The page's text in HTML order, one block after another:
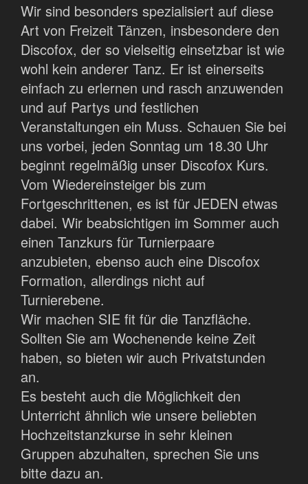
Wir sind besonders spezialisiert auf diese
Art von Freizeit Tänzen, insbesondere den
Discofox, der so vielseitig einsetzbar ist wie
wohl kein anderer Tanz. Er ist einerseits
einfach zu erlernen und rasch anzuwenden
und auf Partys und festlichen
Veranstaltungen ein Muss. Schauen Sie bei
uns vorbei, jeden Sonntag um 18.30 Uhr
beginnt regelmäßig unser Discofox Kurs.
Vom Wiedereinsteiger bis zum
Fortgeschrittenen, es ist für JEDEN etwas
dabei. Wir beabsichtigen im Sommer auch
einen Tanzkurs für Turnierpaare
anzubieten, ebenso auch eine Discofox
Formation, allerdings nicht auf
Turnierebene.
Wir machen SIE fit für die Tanzfläche.
Sollten Sie am Wochenende keine Zeit
haben, so bieten wir auch Privatstunden
an.
Es besteht auch die Möglichkeit den
Unterricht ähnlich wie unsere beliebten
Hochzeitstanzkurse in sehr kleinen
Gruppen abzuhalten, sprechen Sie uns
bitte dazu an.